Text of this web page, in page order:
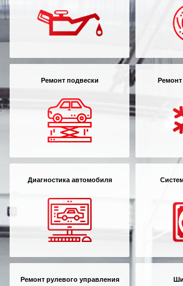
Ремонт подвески
Диагностика автомобиля
Ремонт рулевого управления